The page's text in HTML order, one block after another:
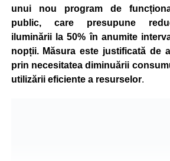
unui nou program de
public, care presupune
iluminării la 50% în anumite
nopții. Măsura este justificată de
prin necesitatea diminuării
utilizării eficiente a resurselor.